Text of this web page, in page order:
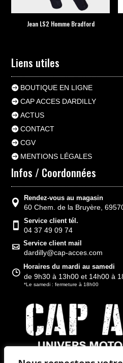
Jean LS2 Homme Bradford
Liens utiles
BOUTIQUE EN LIGNE
CAP ACCES DARDILLY
ACTUS
CONTACT
CGV
MENTIONS LÉGALES
Infos / Coordonnées
Rendez-vous au magasin
60 Chem. de la Bruyère,
Service client tél.
04 37 49 09 74
Service client mail
dardilly@cap-acces.com
Horaires du mardi au samedi
de 9h30 à 13h00 et 14h00 à
*Le samedi : fermeture à 18h00